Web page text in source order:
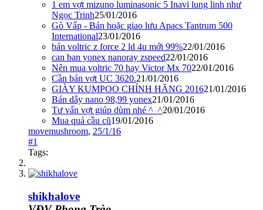
1 em vợt mizuno luminasonic 5 Inavi lung linh như
Ngọc Trinh25/01/2016
Gò Vấp - Bán hoặc giao lưu Apacs Tantrum 500
International23/01/2016
bán voltric z force 2 ld 4u mới 99%22/01/2016
can ban yonex nanoray zspeed22/01/2016
Nên mua voltric 70 hay Victor Mx 7022/01/2016
Cần bán vợt UC 3620.21/01/2016
GIÀY KUMPOO CHÍNH HÃNG 201621/01/2016
Bán dây nano 98,99 yonex21/01/2016
Tư vấn vợt giúp dùm nhé ^_^20/01/2016
Mua quả cầu cũ19/01/2016
movemushroom, 25/1/16
#1
Tags:
shikhalove